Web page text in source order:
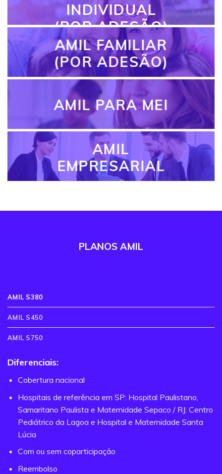
INDIVIDUAL
(POR ADESÃO)
AMIL FAMILIAR
(POR ADESÃO)
AMIL PARA MEI
AMIL
EMPRESARIAL
PLANOS AMIL
AMIL S380
AMIL S450
AMIL S750
Diferenciais:
Cobertura nacional
Hospitais de referência em SP: Hospital Paulistano,
Samaritano Paulista e Maternidade Sepaco / RJ: Centro
Pediátrico da Lagoa e Hospital e Maternidade Santa
Lúcia
Com ou sem coparticipação
Reembolso